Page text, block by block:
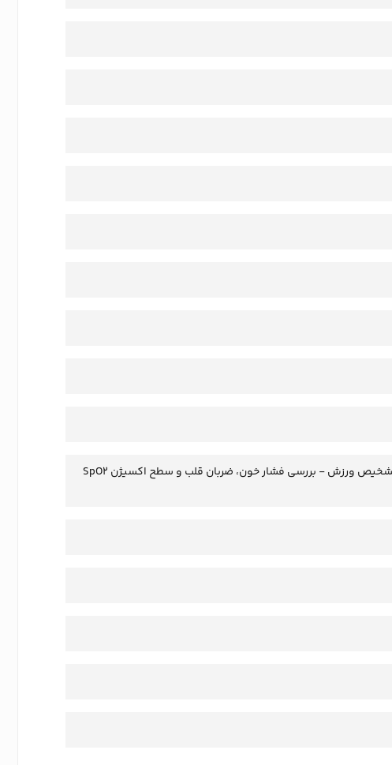
امکان برقراری و رد تماس - پشتیبانی از زبان انگلیسی، فارسی، عربی و هندی - تشخیص ورزش - بررسی فشار خون، ضربان قلب و سطح اکسیژن SpO2